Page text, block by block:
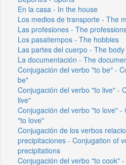
En la casa - In the house
Los medios de transporte - The
Las profesiones - The
Los pasatiempos - The hobbies
Las partes del cuerpo - The
La documentación - The
Conjugación del verbo "to be" -
be"
Conjugación del verbo "to live" -
live"
Conjugación del verbo "to love"
"to love"
Conjugación de los verbos
precipitaciones - Conjugation of
precipitations
Conjugación del verbo "to cook"